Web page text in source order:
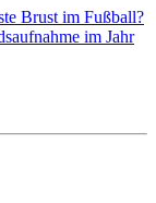
Brust im Fußball?
im Jahr